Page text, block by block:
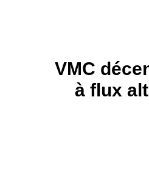
VMC
à flux